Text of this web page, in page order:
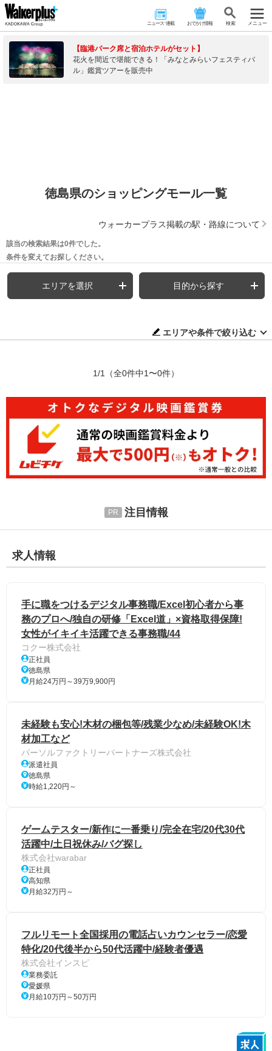
ニュース･連載 おでかけ情報 検 索 メニュー
【臨港パーク席と宿泊ホテルがセット】
花火を間近で堪能できる！「みなとみらいフェスティバ
ル」鑑賞ツアーを販売中
徳島県のショッピングモール一覧
ウォーカープラス掲載の駅・路線について
該当の検索結果は0件でした。
条件を変えてお探しください。
エリアを選択 目的から探す
エリアや条件で絞り込む
1/1 （全0件中1〜0件）
注目情報
求人情報
手に職をつけるデジタル事務職/Excel初心者から事
務のプロへ/独自の研修「Excel道」×資格取得保障!
女性がイキイキ活躍できる事務職/44
コクー株式会社
正社員
徳島県
月給24万円～39万9,900円
未経験も安心!木材の梱包等/残業少なめ/未経験OK!木
材加工など
パーソルファクトリーパートナーズ株式会社
派遣社員
徳島県
時給1,220円～
ゲームテスター/新作に一番乗り/完全在宅/20代30代
活躍中/土日祝休み/バグ探し
株式会社warabar
正社員
高知県
月給32万円～
フルリモート全国採用の電話占いカウンセラー/恋愛
特化/20代後半から50代活躍中/経験者優遇
株式会社インスピ
業務委託
愛媛県
月給10万円～50万円